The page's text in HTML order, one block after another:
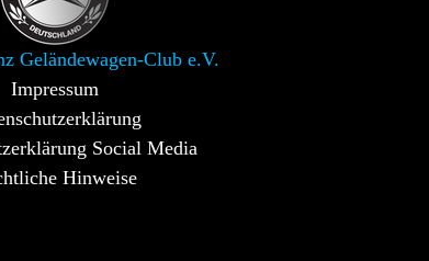
Geländewagen-Club e.V.
Impressum
Social Media
Hinweise